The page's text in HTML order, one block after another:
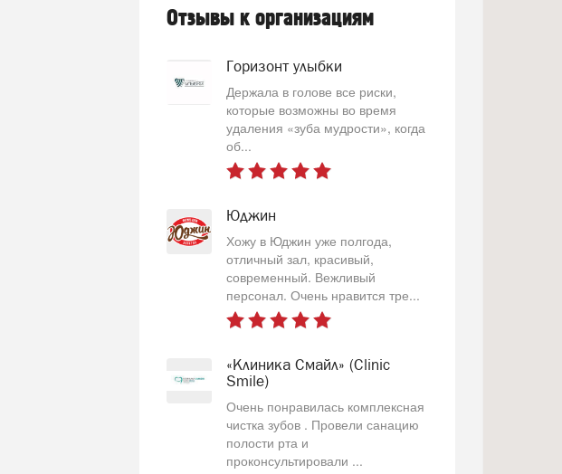
Отзывы к организациям
Горизонт улыбки
Держала в голове все риски,
которые возможны во время
удаления «зуба мудрости», когда
об...
Юджин
Хожу в Юджин уже полгода,
отличный зал, красивый,
современный. Вежливый
персонал. Очень нравится тре...
«Клиника Смайл» (Clinic
Smile)
Очень понравилась комплексная
чистка зубов . Провели санацию
полости рта и
проконсультировали ...